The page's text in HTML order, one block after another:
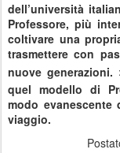
dell’università
Professore, più
coltivare una
trasmettere con
nuove generazioni.
quel modello di
modo evanescente
viaggio.